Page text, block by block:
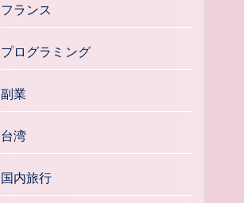
フランス
プログラミング
副業
台湾
国内旅行